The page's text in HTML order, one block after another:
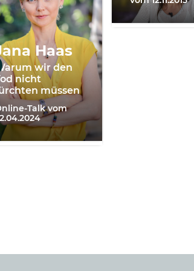
Haas
Warum wir den
nicht
müssen
Talk vom